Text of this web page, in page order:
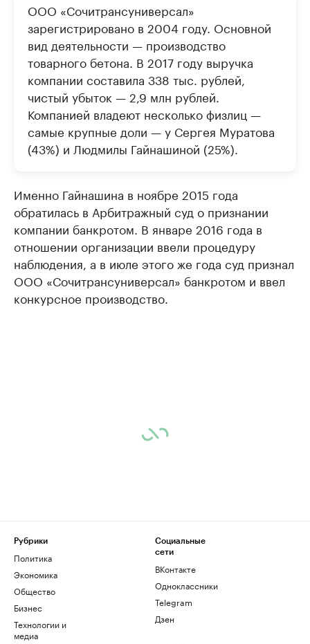
ООО «Сочитрансуниверсал»
зарегистрировано в 2004 году. Основной
вид деятельности — производство
товарного бетона. В 2017 году выручка
компании составила 338 тыс. рублей,
чистый убыток — 2,9 млн рублей.
Компанией владеют несколько физлиц —
самые крупные доли — у Сергея Муратова
(43%) и Людмилы Гайнашиной (25%).
Именно Гайнашина в ноябре 2015 года
обратилась в Арбитражный суд о признании
компании банкротом. В январе 2016 года в
отношении организации ввели процедуру
наблюдения, а в июле этого же года суд признал
ООО «Сочитрансуниверсал» банкротом и ввел
конкурсное производство.
Рубрики
Политика
Экономика
Общество
Бизнес
Технологии и
медиа
Социальные
сети
ВКонтакте
Одноклассники
Telegram
Дзен